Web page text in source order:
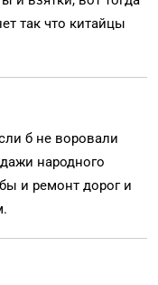
так что китайцы
б не воровали
народного
и ремонт дорог и